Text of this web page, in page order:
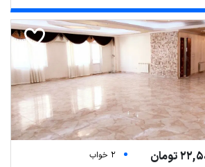
2 خواب